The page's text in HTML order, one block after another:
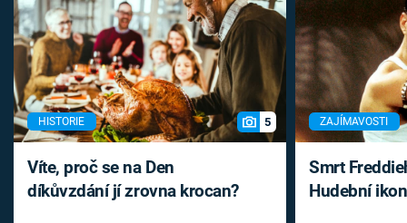
HISTORIE 5
Víte, proč se na Den
díkůvzdání jí zrovna krocan?
ZAJÍMAVOSTI
Smrt
Hudební